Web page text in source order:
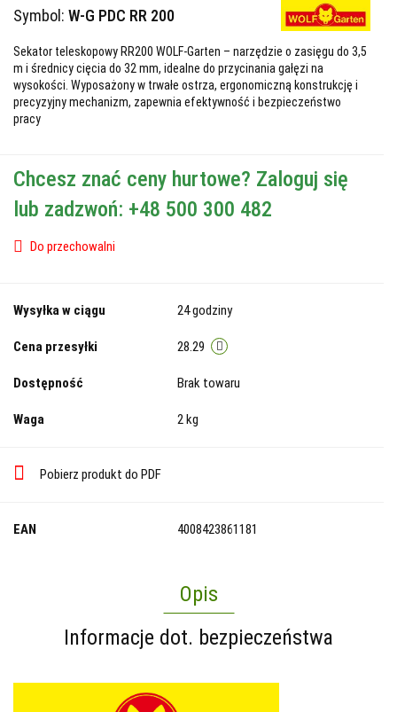
Symbol: W-G PDC RR 200
Sekator teleskopowy RR200 WOLF-Garten – narzędzie o zasięgu do 3,5
m i średnicy cięcia do 32 mm, idealne do przycinania gałęzi na
wysokości. Wyposażony w trwałe ostrza, ergonomiczną konstrukcję i
precyzyjny mechanizm, zapewnia efektywność i bezpieczeństwo
pracy
Chcesz znać ceny hurtowe? Zaloguj się
lub zadzwoń: +48 500 300 482
Do przechowalni
Wysyłka w ciągu 24 godziny
Cena przesyłki 28.29
Dostępność Brak towaru
Waga 2 kg
Pobierz produkt do PDF
EAN 4008423861181
Opis
Informacje dot. bezpieczeństwa